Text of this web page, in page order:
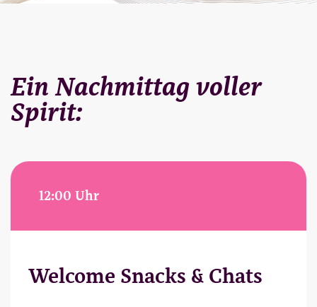
Ein Nachmittag voller
Spirit:
12:00 Uhr
Welcome Snacks & Chats